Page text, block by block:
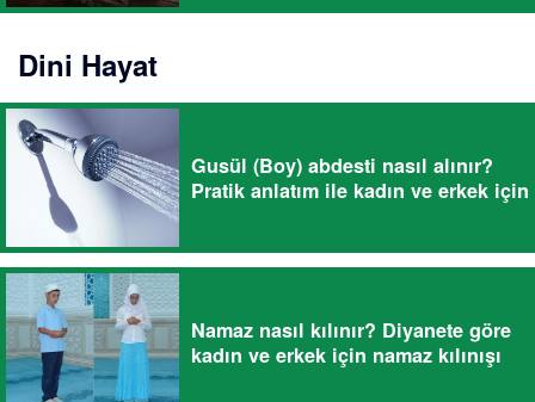
Dini Hayat
Gusül (Boy) abdesti nasıl alınır?
Pratik anlatım ile kadın ve erkek için
Namaz nasıl kılınır? Diyanete göre
kadın ve erkek için namaz kılınışı